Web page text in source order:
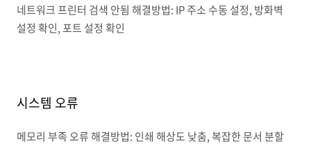
네트워크 프린터 검색 안됨 해결방법: IP 주소 수동 설정, 방화벽
설정 확인, 포트 설정 확인
시스템 오류
메모리 부족 오류 해결방법: 인쇄 해상도 낮춤, 복잡한 문서 분할